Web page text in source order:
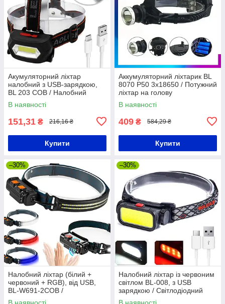
Акумуляторний ліхтар
налобний з USB-зарядкою,
BL 203 COB / Налобний
ліхтарик на голову з
акумулятором
В наявності
151,31 ₴ 216,16 ₴
Купити
Аккумуляторний ліхтарик BL
8070 P50 3x18650 / Потужний
ліхтар на голову
В наявності
409 ₴ 584,29 ₴
Купити
–30%
Налобний ліхтар (білий +
червоний + RGB), від USB,
BL-W691-2COB /
Акумуляторний ліхтарик-
–30%
Налобний ліхтар із червоним
світлом BL-008, з USB
зарядкою / Світлодіодний
акумуляторний ліхтарик на